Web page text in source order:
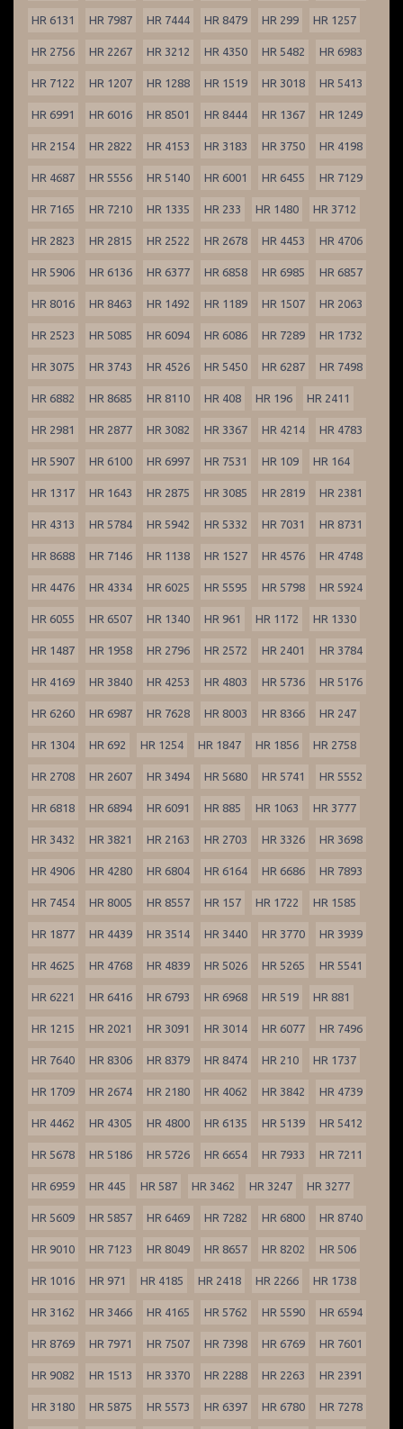
HR 6131 HR 7987 HR 7444 HR 8479 HR 299 HR 1257
HR 2756 HR 2267 HR 3212 HR 4350 HR 5482 HR 6983
HR 7122 HR 1207 HR 1288 HR 1519 HR 3018 HR 5413
HR 6991 HR 6016 HR 8501 HR 8444 HR 1367 HR 1249
HR 2154 HR 2822 HR 4153 HR 3183 HR 3750 HR 4198
HR 4687 HR 5556 HR 5140 HR 6001 HR 6455 HR 7129
HR 7165 HR 7210 HR 1335 HR 233 HR 1480 HR 3712
HR 2823 HR 2815 HR 2522 HR 2678 HR 4453 HR 4706
HR 5906 HR 6136 HR 6377 HR 6858 HR 6985 HR 6857
HR 8016 HR 8463 HR 1492 HR 1189 HR 1507 HR 2063
HR 2523 HR 5085 HR 6094 HR 6086 HR 7289 HR 1732
HR 3075 HR 3743 HR 4526 HR 5450 HR 6287 HR 7498
HR 6882 HR 8685 HR 8110 HR 408 HR 196 HR 2411
HR 2981 HR 2877 HR 3082 HR 3367 HR 4214 HR 4783
HR 5907 HR 6100 HR 6997 HR 7531 HR 109 HR 164
HR 1317 HR 1643 HR 2875 HR 3085 HR 2819 HR 2381
HR 4313 HR 5784 HR 5942 HR 5332 HR 7031 HR 8731
HR 8688 HR 7146 HR 1138 HR 1527 HR 4576 HR 4748
HR 4476 HR 4334 HR 6025 HR 5595 HR 5798 HR 5924
HR 6055 HR 6507 HR 1340 HR 961 HR 1172 HR 1330
HR 1487 HR 1958 HR 2796 HR 2572 HR 2401 HR 3784
HR 4169 HR 3840 HR 4253 HR 4803 HR 5736 HR 5176
HR 6260 HR 6987 HR 7628 HR 8003 HR 8366 HR 247
HR 1304 HR 692 HR 1254 HR 1847 HR 1856 HR 2758
HR 2708 HR 2607 HR 3494 HR 5680 HR 5741 HR 5552
HR 6818 HR 6894 HR 6091 HR 885 HR 1063 HR 3777
HR 3432 HR 3821 HR 2163 HR 2703 HR 3326 HR 3698
HR 4906 HR 4280 HR 6804 HR 6164 HR 6686 HR 7893
HR 7454 HR 8005 HR 8557 HR 157 HR 1722 HR 1585
HR 1877 HR 4439 HR 3514 HR 3440 HR 3770 HR 3939
HR 4625 HR 4768 HR 4839 HR 5026 HR 5265 HR 5541
HR 6221 HR 6416 HR 6793 HR 6968 HR 519 HR 881
HR 1215 HR 2021 HR 3091 HR 3014 HR 6077 HR 7496
HR 7640 HR 8306 HR 8379 HR 8474 HR 210 HR 1737
HR 1709 HR 2674 HR 2180 HR 4062 HR 3842 HR 4739
HR 4462 HR 4305 HR 4800 HR 6135 HR 5139 HR 5412
HR 5678 HR 5186 HR 5726 HR 6654 HR 7933 HR 7211
HR 6959 HR 445 HR 587 HR 3462 HR 3247 HR 3277
HR 5609 HR 5857 HR 6469 HR 7282 HR 6800 HR 8740
HR 9010 HR 7123 HR 8049 HR 8657 HR 8202 HR 506
HR 1016 HR 971 HR 4185 HR 2418 HR 2266 HR 1738
HR 3162 HR 3466 HR 4165 HR 5762 HR 5590 HR 6594
HR 8769 HR 7971 HR 7507 HR 7398 HR 6769 HR 7601
HR 9082 HR 1513 HR 3370 HR 2288 HR 2263 HR 2391
HR 3180 HR 5875 HR 5573 HR 6397 HR 6780 HR 7278